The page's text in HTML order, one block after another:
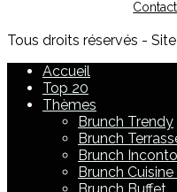
Tous droits réservés -
Accueil
Top 20
Thèmes
Brunch Trendy
Brunch
Brunch
Brunch
Brunch Buffet